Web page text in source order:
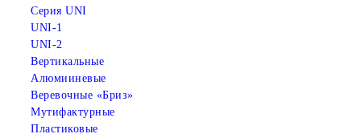
Серия UNI
UNI-1
UNI-2
Вертикальные
Алюмииневые
Веревочные «Бриз»
Мутифактурные
Пластиковые